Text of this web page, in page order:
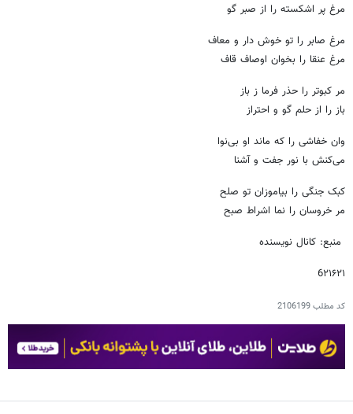
مرغ پر اشکسته را از صبر گو
مرغ صابر را تو خوش دار و معاف
مرغ عنقا را بخوان اوصاف قاف
مر کبوتر را حذر فرما ز باز
باز را از حلم گو و احتراز
وان خفاشی را که ماند او بی‌نوا
می‌کنش با نور جفت و آشنا
کبک جنگی را بیاموزان تو صلح
مر خروسان را نما اشراط صبح
منبع: کانال نویسنده
6۲۱۶۲۱
کد مطلب2106199